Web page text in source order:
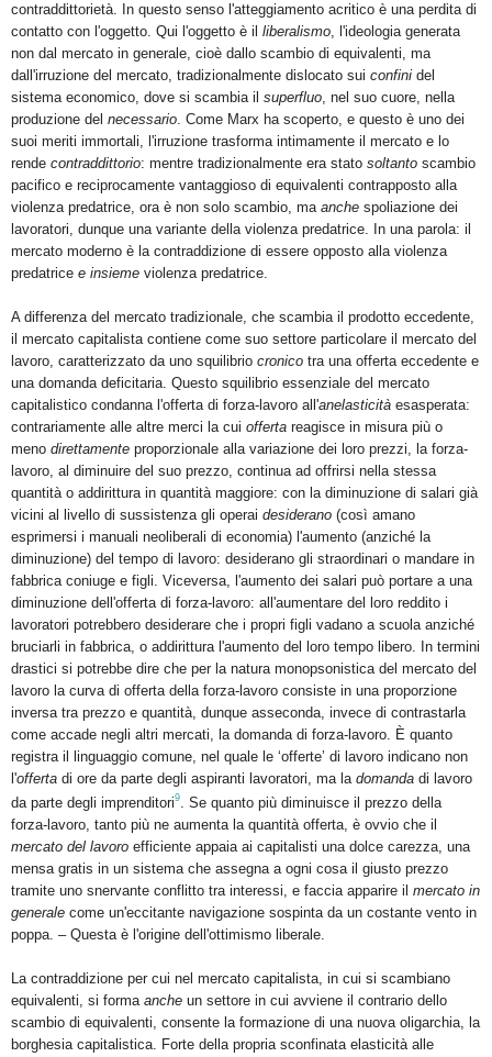
contraddittorietà. In questo senso l'atteggiamento acritico è una perdita di
contatto con l'oggetto. Qui l'oggetto è il liberalismo, l'ideologia generata
non dal mercato in generale, cioè dallo scambio di equivalenti, ma
dall'irruzione del mercato, tradizionalmente dislocato sui confini del
sistema economico, dove si scambia il superfluo, nel suo cuore, nella
produzione del necessario. Come Marx ha scoperto, e questo è uno dei
suoi meriti immortali, l'irruzione trasforma intimamente il mercato e lo
rende contraddittorio: mentre tradizionalmente era stato soltanto scambio
pacifico e reciprocamente vantaggioso di equivalenti contrapposto alla
violenza predatrice, ora è non solo scambio, ma anche spoliazione dei
lavoratori, dunque una variante della violenza predatrice. In una parola: il
mercato moderno è la contraddizione di essere opposto alla violenza
predatrice e insieme violenza predatrice.
A differenza del mercato tradizionale, che scambia il prodotto eccedente,
il mercato capitalista contiene come suo settore particolare il mercato del
lavoro, caratterizzato da uno squilibrio cronico tra una offerta eccedente e
una domanda deficitaria. Questo squilibrio essenziale del mercato
capitalistico condanna l'offerta di forza-lavoro all'anelasticità esasperata:
contrariamente alle altre merci la cui offerta reagisce in misura più o
meno direttamente proporzionale alla variazione dei loro prezzi, la forza-
lavoro, al diminuire del suo prezzo, continua ad offrirsi nella stessa
quantità o addirittura in quantità maggiore: con la diminuzione di salari già
vicini al livello di sussistenza gli operai desiderano (così amano
esprimersi i manuali neoliberali di economia) l'aumento (anziché la
diminuzione) del tempo di lavoro: desiderano gli straordinari o mandare in
fabbrica coniuge e figli. Viceversa, l'aumento dei salari può portare a una
diminuzione dell'offerta di forza-lavoro: all'aumentare del loro reddito i
lavoratori potrebbero desiderare che i propri figli vadano a scuola anziché
bruciarli in fabbrica, o addirittura l'aumento del loro tempo libero. In termini
drastici si potrebbe dire che per la natura monopsonistica del mercato del
lavoro la curva di offerta della forza-lavoro consiste in una proporzione
inversa tra prezzo e quantità, dunque asseconda, invece di contrastarla
come accade negli altri mercati, la domanda di forza-lavoro. È quanto
registra il linguaggio comune, nel quale le ‘offerte’ di lavoro indicano non
l'offerta di ore da parte degli aspiranti lavoratori, ma la domanda di lavoro
da parte degli imprenditori9
. Se quanto più diminuisce il prezzo della
forza-lavoro, tanto più ne aumenta la quantità offerta, è ovvio che il
mercato del lavoro efficiente appaia ai capitalisti una dolce carezza, una
mensa gratis in un sistema che assegna a ogni cosa il giusto prezzo
tramite uno snervante conflitto tra interessi, e faccia apparire il mercato in
generale come un'eccitante navigazione sospinta da un costante vento in
poppa. – Questa è l'origine dell'ottimismo liberale.
La contraddizione per cui nel mercato capitalista, in cui si scambiano
equivalenti, si forma anche un settore in cui avviene il contrario dello
scambio di equivalenti, consente la formazione di una nuova oligarchia, la
borghesia capitalistica. Forte della propria sconfinata elasticità alle